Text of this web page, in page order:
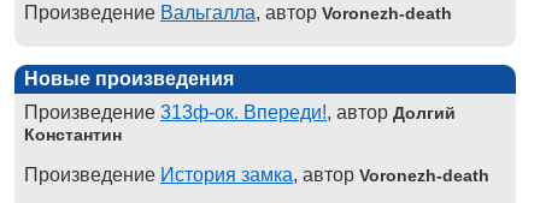
Произведение Вальгалла, автор Voronezh-death
Новые произведения
Произведение 313ф-ок. Впереди!, автор Долгий
Константин
Произведение История замка, автор Voronezh-death